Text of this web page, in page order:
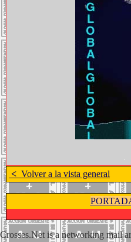
< Volver a la vista general
Crosses.Net is a networking mail